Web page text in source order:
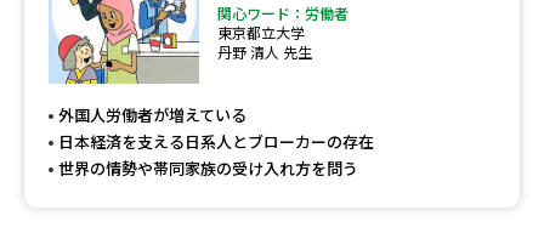
関心ワード：労働者
東京都立大学
丹野 清人 先生
外国人労働者が増えている
日本経済を支える日系人とブローカーの存在
世界の情勢や帯同家族の受け入れ方を問う